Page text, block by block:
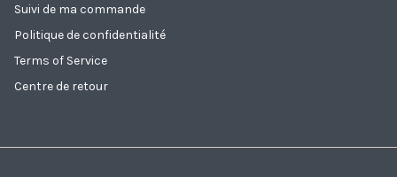
Suivi de ma commande
Politique de confidentialité
Terms of Service
Centre de retour